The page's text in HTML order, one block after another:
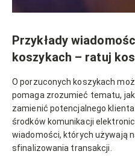
Przykłady
koszykach – ratuj
O porzuconych koszykach
pomaga zrozumieć tematu, jak
zamienić potencjalnego
środków komunikacji
wiadomości, których używają
sfinalizowania transakcji.